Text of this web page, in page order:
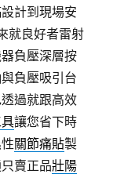
計到現場安
就良好者雷射
負壓深層按
負壓吸引台
過就跟高效
讓您省下時
關節痛貼製
賣正品壯陽